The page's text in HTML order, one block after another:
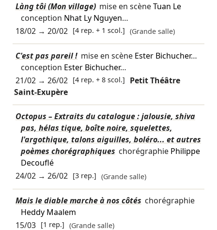
Làng tôi (Mon village) mise en scèneTuan Le
conception Nhat Ly Nguyen…
18/02→ 20/02 [4 rep. + 1 scol.] (Grande salle)
C'est pas pareil ! mise en scène Ester Bichucher…
conception Ester Bichucher…
21/02→ 26/02 [4 rep. + 8 scol.]
Petit Théâtre
Saint-Exupère
Octopus – Extraits du catalogue : jalousie, shiva
pas, hélas tique, boîte noire, squelettes,
l'argothique, talons aiguilles, boléro... et autres
poèmes chorégraphiques chorégraphie Philippe
Decouflé
24/02→ 26/02 [3 rep.] (Grande salle)
Mais le diable marche à nos côtés chorégraphie
Heddy Maalem
15/03 [1 rep.] (Grande salle)